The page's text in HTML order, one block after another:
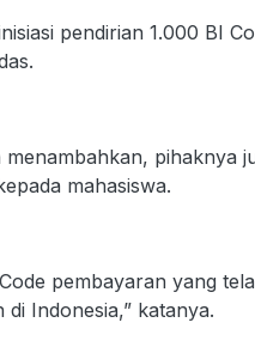
pendirian 1.000 BI
pihaknya
mahasiswa.
pembayaran yang
Indonesia,” katanya.